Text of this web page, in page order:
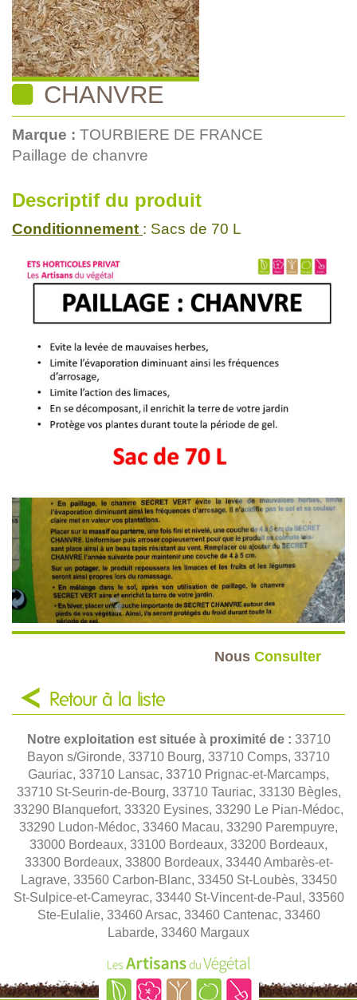
CHANVRE
Marque : TOURBIERE DE FRANCE
Paillage de chanvre
Descriptif du produit
Conditionnement : Sacs de 70 L
Nous Consulter
Retour à la liste
Notre exploitation est située à proximité de : 33710
Bayon s/Gironde, 33710 Bourg, 33710 Comps, 33710
Gauriac, 33710 Lansac, 33710 Prignac-et-Marcamps,
33710 St-Seurin-de-Bourg, 33710 Tauriac, 33130 Bègles,
33290 Blanquefort, 33320 Eysines, 33290 Le Pian-Médoc,
33290 Ludon-Médoc, 33460 Macau, 33290 Parempuyre,
33000 Bordeaux, 33100 Bordeaux, 33200 Bordeaux,
33300 Bordeaux, 33800 Bordeaux, 33440 Ambarès-et-
Lagrave, 33560 Carbon-Blanc, 33450 St-Loubès, 33450
St-Sulpice-et-Cameyrac, 33440 St-Vincent-de-Paul, 33560
Ste-Eulalie, 33460 Arsac, 33460 Cantenac, 33460
Labarde, 33460 Margaux